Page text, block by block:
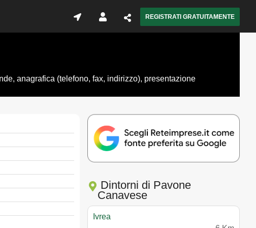
REGISTRATI GRATUITAMENTE
anagrafica (telefono, fax, indirizzo), presentazione
Dintorni di Pavone
Canavese
Ivrea